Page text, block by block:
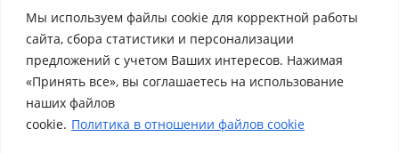
Мы используем файлы cookie для корректной работы
сайта, сбора статистики и персонализации
предложений с учетом Ваших интересов. Нажимая
«Принять все», вы соглашаетесь на использование
наших файлов
cookie. Политика в отношении файлов cookie